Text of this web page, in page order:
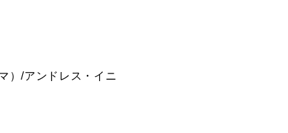
）/アンドレス・イニ